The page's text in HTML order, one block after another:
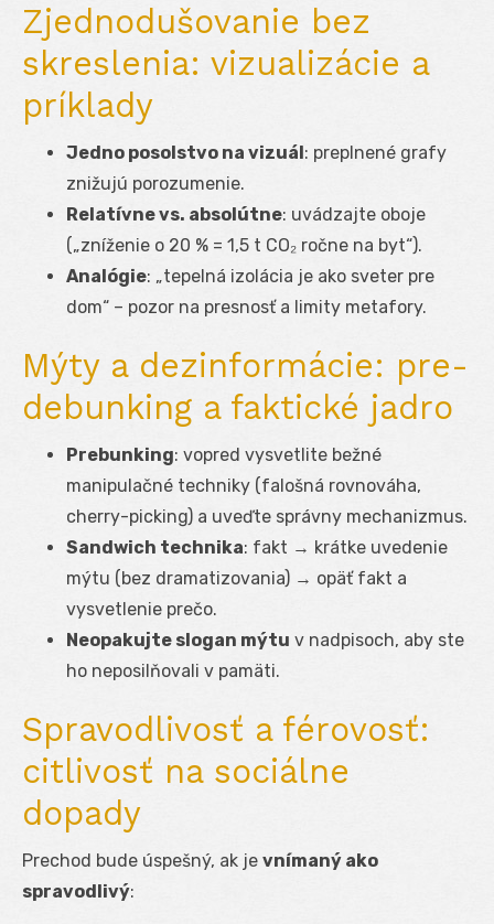
Zjednodušovanie bez
skreslenia: vizualizácie a
príklady
Jedno posolstvo na vizuál: preplnené grafy
znižujú porozumenie.
Relatívne vs. absolútne: uvádzajte oboje
(„zníženie o 20 % = 1,5 t CO₂ ročne na byt“).
Analógie: „tepelná izolácia je ako sveter pre
dom“ – pozor na presnosť a limity metafory.
Mýty a dezinformácie: pre-
debunking a faktické jadro
Prebunking: vopred vysvetlite bežné
manipulačné techniky (falošná rovnováha,
cherry-picking) a uveďte správny mechanizmus.
Sandwich technika: fakt → krátke uvedenie
mýtu (bez dramatizovania) → opäť fakt a
vysvetlenie prečo.
Neopakujte slogan mýtu v nadpisoch, aby ste
ho neposilňovali v pamäti.
Spravodlivosť a férovosť:
citlivosť na sociálne
dopady
Prechod bude úspešný, ak je vnímaný ako
spravodlivý: